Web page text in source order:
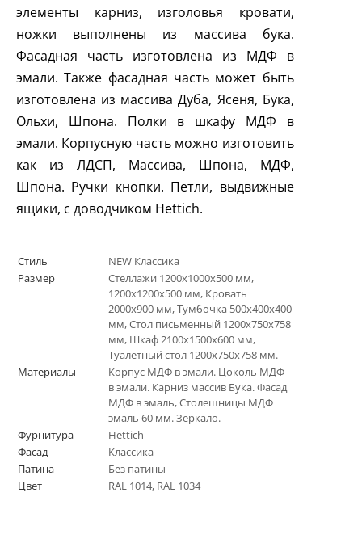
элементы карниз, изголовья кровати,
ножки выполнены из массива бука.
Фасадная часть изготовлена из МДФ в
эмали. Также фасадная часть может быть
изготовлена из массива Дуба, Ясеня, Бука,
Ольхи, Шпона. Полки в шкафу МДФ в
эмали. Корпусную часть можно изготовить
как из ЛДСП, Массива, Шпона, МДФ,
Шпона. Ручки кнопки. Петли, выдвижные
ящики, с доводчиком Hettich.
Стиль
NEW Классика
Размер
Стеллажи 1200х1000х500 мм,
1200х1200х500 мм, Кровать
2000х900 мм, Тумбочка 500х400х400
мм, Стол письменный 1200х750х758
мм, Шкаф 2100х1500х600 мм,
Туалетный стол 1200х750х758 мм.
Материалы
Корпус МДФ в эмали. Цоколь МДФ
в эмали. Карниз массив Бука. Фасад
МДФ в эмаль, Столешницы МДФ
эмаль 60 мм. Зеркало.
Фурнитура
Hettich
Фасад
Классика
Патина
Без патины
Цвет
RAL 1014, RAL 1034